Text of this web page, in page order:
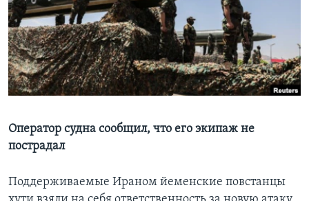
Learning English
СОЦИАЛЬНЫЕ СЕТИ
Языки
Оператор судна сообщил, что его экипаж не
пострадал
Поддерживаемые Ираном йеменские повстанцы